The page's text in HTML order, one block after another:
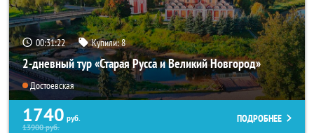
00:31:21 Купили:8
2-дневный тур «Старая Русса и Великий Новгород»
Достоевская
1740 руб.
13900руб.
ПОДРОБНЕЕ